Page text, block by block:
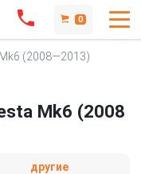
0
Mk6 (2008—2013)
Mk6 (2008
другие